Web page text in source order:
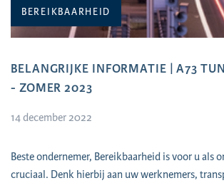
BEREIKBAARHEID
BELANGRIJKE INFORMATIE | A73
- ZOMER 2023
14 december 2022
Beste ondernemer, Bereikbaarheid is voor u als
cruciaal. Denk hierbij aan uw werknemers,